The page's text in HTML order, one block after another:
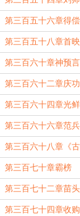
第三百五十六章得
第三百五十八章首
第三百六十章神预言
第三百六十二章庆
第三百六十四章光鲜
第三百六十六章范
第三百六十八章《
第三百七十章霸榜
第三百七十二章苗头
第三百七十四章收